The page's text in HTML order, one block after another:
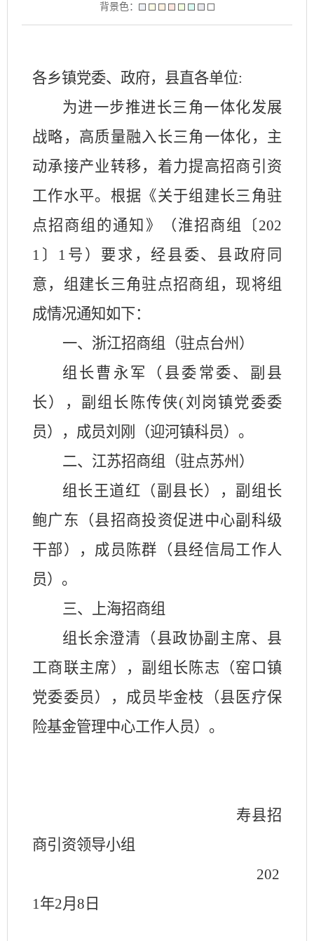
背景色：
各乡镇党委、政府，县直各单位:
为进一步推进长三角一体化发展
战略，高质量融入长三角一体化，主
动承接产业转移，着力提高招商引资
工作水平。根据《关于组建长三角驻
点招商组的通知》（淮招商组〔 202
1 〕 1 号）要求，经县委、县政府同
意，组建长三角驻点招商组，现将组
成情况通知如下：
一、浙江招商组（驻点台州）
组长曹永军（县委常委、副县
长），副组长陈传侠(刘岗镇党委委
员），成员刘刚（迎河镇科员）。
二、江苏招商组（驻点苏州）
组长王道红（副县长），副组长
鲍广东（县招商投资促进中心副科级
干部），成员陈群（县经信局工作人
员）。
三、上海招商组
组长余澄清（县政协副主席、县
工商联主席），副组长陈志（窑口镇
党委委员），成员毕金枝（县医疗保
险基金管理中心工作人员）。
寿县招
商引资领导小组
202
1年2月 8日